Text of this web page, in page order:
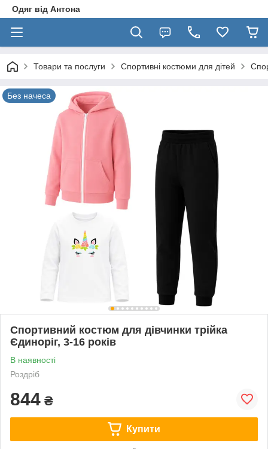
Одяг від Антона
Товари та послуги Спортивні костюми для дітей
Без начеса
Спортивний костюм для дівчинки трійка
Єдиноріг, 3-16 років
В наявності
Роздріб
844 ₴
Купити